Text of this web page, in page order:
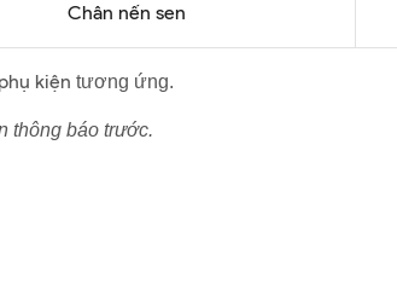
Chân nến sen
kiện tương ứng.
thông báo trước.